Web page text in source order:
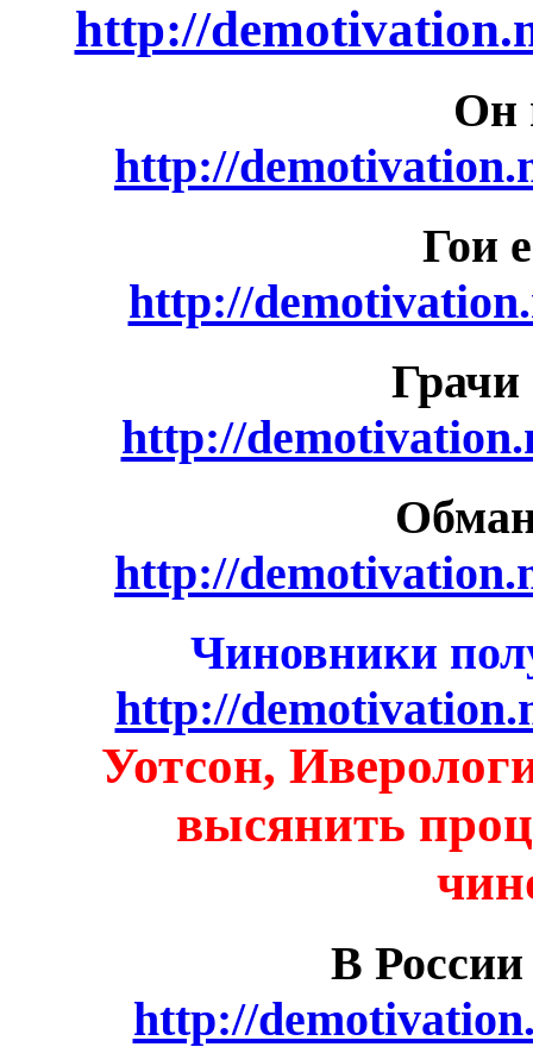
http://
Он
http://
Гои
http://
Грачи
http://
http://
Чиновники
http://
Уотсон,
высянить
В
http://